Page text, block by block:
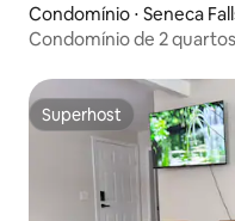
Condomínio ⋅ Seneca
Condomínio de 2
Superhost
Superhost